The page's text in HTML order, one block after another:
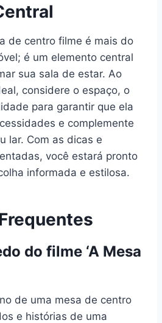
de centro filme é mais do
é um elemento central
sua sala de estar. Ao
considere o espaço, o
para garantir que ela
e complemente
lar. Com as dicas e
você estará pronto
informada e estilosa.
do filme ‘A Mesa
de uma mesa de centro
e histórias de uma